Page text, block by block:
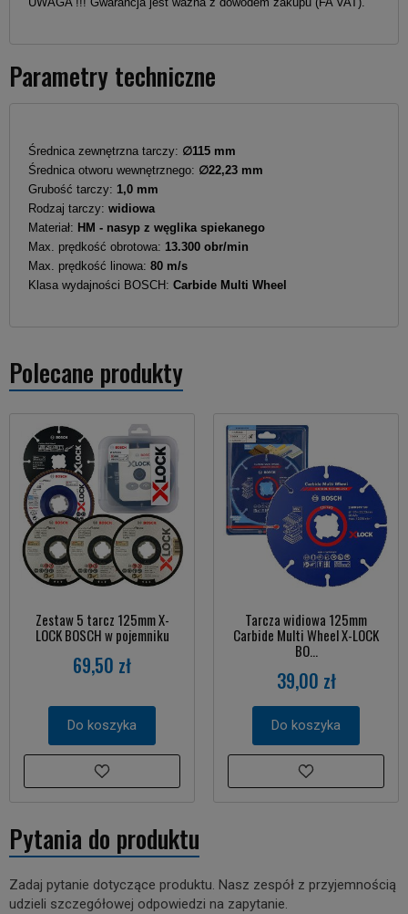
Parametry techniczne
Średnica zewnętrzna tarczy: ∅115 mm
Średnica otworu wewnętrznego: ∅22,23 mm
Grubość tarczy: 1,0 mm
Rodzaj tarczy: widiowa
Materiał: HM - nasyp z węglika spiekanego
Max. prędkość obrotowa: 13.300 obr/min
Max. prędkość linowa: 80 m/s
Klasa wydajności BOSCH: Carbide Multi Wheel
Polecane produkty
Zestaw 5 tarcz 125mm X-
LOCK BOSCH w pojemniku
69,50 zł
Do koszyka
Tarcza widiowa 125mm
Carbide Multi Wheel X-LOCK
BO...
39,00 zł
Do koszyka
Pytania do produktu
Zadaj pytanie dotyczące produktu. Nasz zespół z przyjemnością
udzieli szczegółowej odpowiedzi na zapytanie.